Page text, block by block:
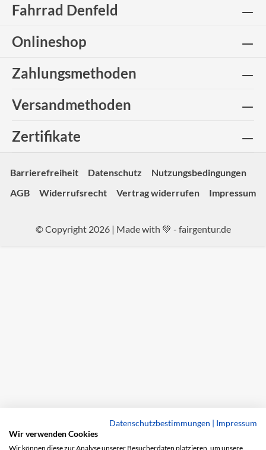
Fahrrad Denfeld
Onlineshop
Zahlungsmethoden
Versandmethoden
Zertifikate
Barrierefreiheit Datenschutz
Nutzungsbedingungen
AGB
Widerrufsrecht Vertrag widerrufen Impressum
© Copyright 2026 | Made with 💚 - fairgentur.de
Datenschutzbestimmungen | Impressum
Wir verwenden Cookies
Wir können diese zur Analyse unserer Besucherdaten platzieren, um unsere